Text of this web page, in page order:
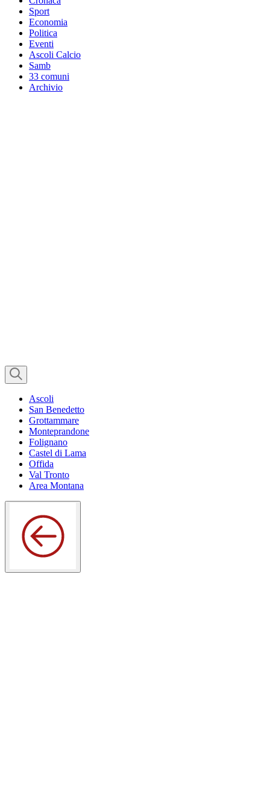
Sport
Economia
Politica
Eventi
Ascoli Calcio
Samb
33 comuni
Archivio
Ascoli
San Benedetto
Grottammare
Monteprandone
Folignano
Castel di Lama
Offida
Val Tronto
Area Montana